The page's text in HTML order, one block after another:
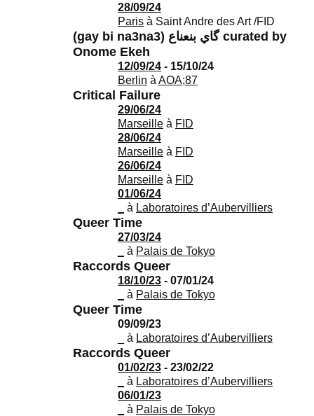
28/09/24
Paris à Saint Andre des Art /FID
(gay bi na3na3) گ​ا​ي ب​ن​ع​ن​ا​ع curated by
Onome Ekeh
12/09/24 - 15/10/24
Berlin à AOA;87
Critical Failure
29/06/24
Marseille à FID
28/06/24
Marseille à FID
26/06/24
Marseille à FID
01/06/24
à Laboratoires d’Aubervilliers
Queer Time
27/03/24
à Palais de Tokyo
Raccords Queer
18/10/23 - 07/01/24
à Palais de Tokyo
Queer Time
09/09/23
à Laboratoires d’Aubervilliers
Raccords Queer
01/02/23 - 23/02/22
à Laboratoires d’Aubervilliers
06/01/23
à Palais de Tokyo